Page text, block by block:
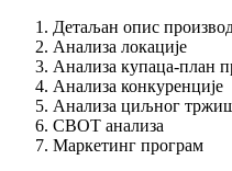
Детаљан опис
Анализа локације
Анализа купаца-план
Анализа конкуренције
Анализа циљног
СВОТ анализа
Маркетинг програм